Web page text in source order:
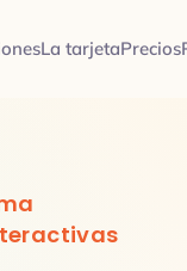
La tarjetaPrecios